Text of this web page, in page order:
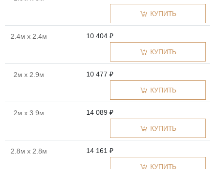
КУПИТЬ
2.4м x 2.4м 10 404 ₽
КУПИТЬ
2м x 2.9м 10 477 ₽
КУПИТЬ
2м x 3.9м 14 089 ₽
КУПИТЬ
2.8м x 2.8м 14 161 ₽
КУПИТЬ